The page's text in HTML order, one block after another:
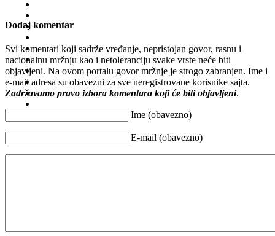
Dodaj komentar
Svi komentari koji sadrže vređanje, nepristojan govor, rasnu i
nacionalnu mržnju kao i netoleranciju svake vrste neće biti
objavljeni. Na ovom portalu govor mržnje je strogo zabranjen. Ime i
e-mail adresa su obavezni za sve neregistrovane korisnike sajta.
Zadržavamo pravo izbora komentara koji će biti objavljeni.
Ime (obavezno)
E-mail (obavezno)